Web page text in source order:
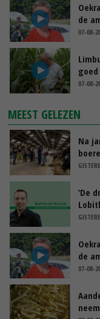
de
07-08-
goed
07-08-
MEEST GELEZEN
Na
‘De
de
07-08-